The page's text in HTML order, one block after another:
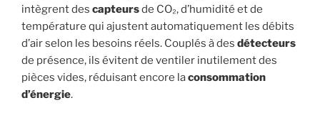
intègrent des capteursde CO₂, d’humidité et de
température qui ajustent automatiquement les débits
d’air selon les besoins réels. Couplés à des détecteurs
de présence, ils évitent de ventiler inutilement des
pièces vides, réduisant encore laconsommation
d’énergie.